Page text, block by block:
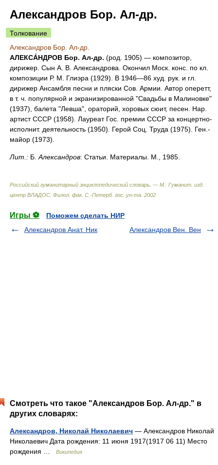
Александров Бор. Ал-др.
Толкование
Александров Бор. Ал-др.
АЛЕКСА́НДРОВ Бор. Ал-др. (род. 1905) — композитор,
дирижер. Сын А. В. Александрова. Окончил Моск. конс. по кл.
композиции Р. М. Глиэра (1929). В 1946—86 худ. рук. и гл.
дирижер Ансамбля песни и пляски Сов. Армии. Автор оперетт,
в т. ч. популярной и экранизированной "Свадьбы в Малиновке"
(1937), балета "Левша", ораторий, хоровых сюит, песен. Нар.
артист СССР (1958). Лауреат Гос. премии СССР за концертно-
исполнит. деятельность (1950). Герой Соц. Труда (1975). Ген.-
майор (1973).
Лит.: Б. Александров: Статьи. Материалы. М., 1985.
Российский гуманитарный энциклопедический словарь. — М.: Гуманит. изд.
центр ВЛАДОС: Филол. фак. С.-Петерб. гос. ун-та 2002
Игры ⚽
Поможем сделать НИР
Александров Анат. Ник
Александров Вен. Вен
Смотреть что такое "Александров Бор. Ал-др." в
других словарях:
Александров, Николай Николаевич — Александров Николай
Николаевич Дата рождения: 11 июня 1917(1917 06 11) Место
рождения …
Википедия